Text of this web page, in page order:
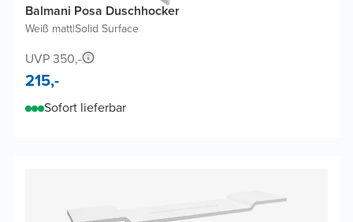
Balmani Posa Duschhocker
Weiß matt|Solid Surface
UVP 350,-
215,-
Sofort lieferbar